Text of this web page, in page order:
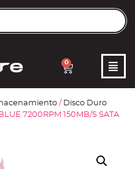
0
/ Disco Duro
7200RPM 150MB/S SATA